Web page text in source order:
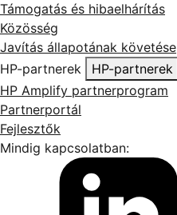
Támogatás és hibaelhárítás
Közösség
Javítás állapotának követése
HP-partnerek
HP-partnerek
HP Amplify partnerprogram
Partnerportál
Fejlesztők
Mindig kapcsolatban: